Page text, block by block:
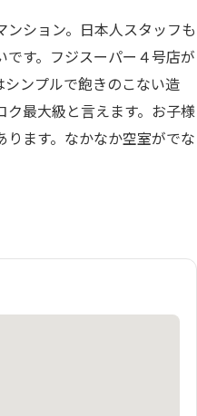
ション。日本人スタッフも
す。フジスーパー４号店が
ンプルで飽きのこない造
ク最大級と言えます。お子様
ます。なかなか空室がでな